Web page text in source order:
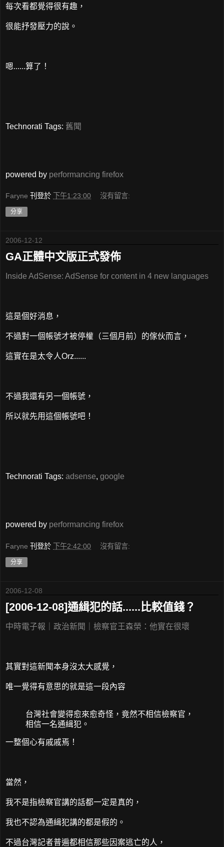
每次看都覺得很有趣，
很能抒發壓力的說。
嗯......算了！
Technorati Tags: 舊聞
powered by performancing firefox
Faryne 刊登於 下午1:23:00 沒有留言:
分享
2006-12-12
GA正體中文版正式發佈
Inside AdSense: AdSense for content in 4 new languages
這是個好消息，
不過對一個帳號才被停權（三個月前）的傢伙而言，
這實在是太令人Orz......
不過我還有另一個帳號，
所以就先用這個帳號吧！
Technorati Tags: adsense, google
powered by performancing firefox
Faryne 刊登於 下午2:42:00 沒有留言:
分享
2006-12-08
[2006-12-08]通緝犯的話......比較值錢？
中時電子報｜政治新聞｜檢察官王森榮：他實在很壞
其實對這新聞本身沒太大感覺，
唯一覺得有意思的就是這一段內容
台灣社會變得愈來愈奇怪，竟然不相信檢察官，
相信一名通緝犯。
一整個心有戚戚焉！
當然，
我不是指檢察官講的話都一定是真的，
我也不認為通緝犯講的都是假的。
不過台灣記者普遍都相信那些因案逃亡的人，